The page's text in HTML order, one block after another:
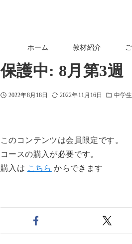
ホーム 教材紹介
保護中: 8月第3
2022年8月18日 2022年11月16日 中学
このコンテンツは会員限定です。
コースの購入が必要です。
購入は こちら からできます